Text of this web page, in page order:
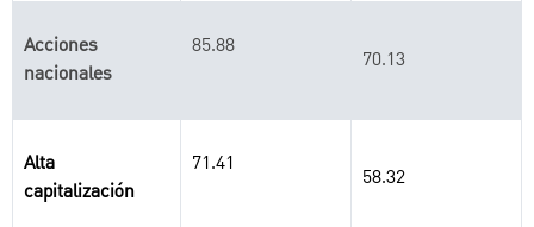
Acciones
nacionales
85.88 70.13
Alta
capitalización
71.41 58.32